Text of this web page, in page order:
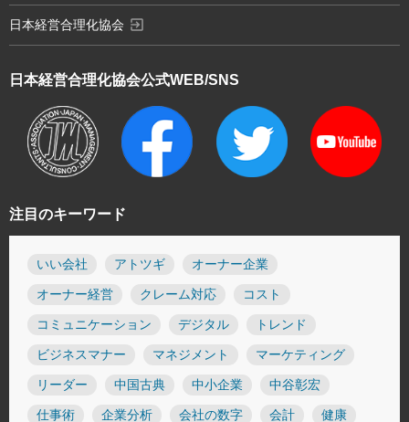
注目のキーワード
いい会社 アトツギ オーナー企業
オーナー経営 クレーム対応 コスト
コミュニケーション デジタル トレンド
ビジネスマナー マネジメント マーケティング
リーダー 中国古典 中小企業 中谷彰宏
仕事術 企業分析 会社の数字 会計 健康
日本経営合理化協会公式WEB/SNS
日本経営合理化協会 exit_to_app